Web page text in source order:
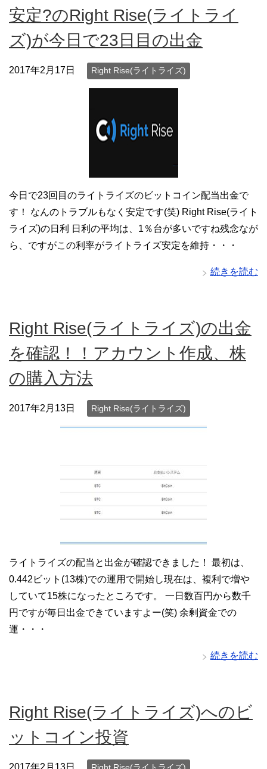
安定?のRight Rise(ライトライ
ズ)が今日で23日目の出金
2017年2月17日 Right Rise(ライトライズ)
今日で23回目のライトライズのビットコイン配当出金で
す！ なんのトラブルもなく安定です(笑) Right Rise(ライト
ライズ)の日利 日利の平均は、1％台が多いですね残念なが
ら、ですがこの利率がライトライズ安定を維持・・・
続きを読む
Right Rise(ライトライズ)の出金
を確認！！アカウント作成、株
の購入方法
2017年2月13日 Right Rise(ライトライズ)
ライトライズの配当と出金が確認できました！ 最初は、
0.442ビット(13株)での運用で開始し現在は、複利で増や
していて15株になったところです。 一日数百円から数千
円ですが毎日出金できていますよー(笑) 余剰資金での
運・・・
続きを読む
Right Rise(ライトライズ)へのビ
ットコイン投資